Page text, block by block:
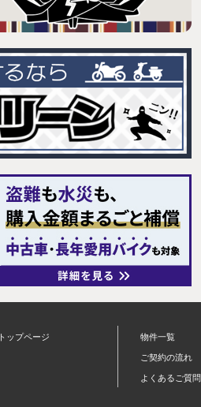
トップページ 物件一覧
ご契約の流れ
よくあるご質問